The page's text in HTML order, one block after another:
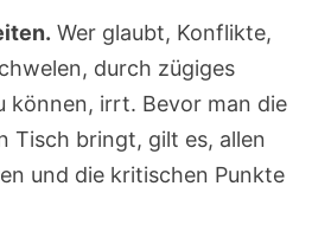
Wer glaubt, Konflikte,
durch zügiges
können, irrt. Bevor man die
Tisch bringt, gilt es, allen
und die kritischen Punkte